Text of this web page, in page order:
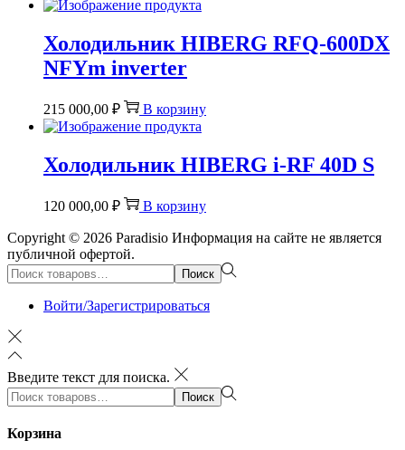
Холодильник HIBERG RFQ-600DX
NFYm inverter
215 000,00 ₽ В корзину
Холодильник HIBERG i-RF 40D S
120 000,00 ₽ В корзину
Copyright © 2026 Paradisio Информация на сайте не является
публичной офертой.
Поиск:>
Поиск
Войти/Зарегистрироваться
Введите текст для поиска.
Поиск:>
Поиск
Корзина